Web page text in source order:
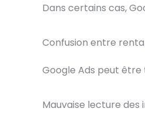
Dans certains cas,
Confusion entre
Google Ads peut
Mauvaise lecture des